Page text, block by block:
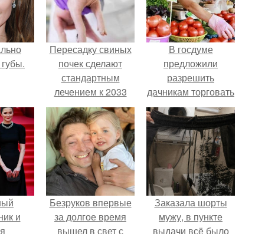
Пересадку свиных
почек сделают
стандартным
лечением к 2033
году в Японии.
В госдуме
предложили
разрешить
дачникам торговать
своей
сельхозпродукцией
в людных местах.
и
Безруков впервые
за долгое время
вышел в свет с
Заказала шорты
мужу, в пункте
выдачи всё было